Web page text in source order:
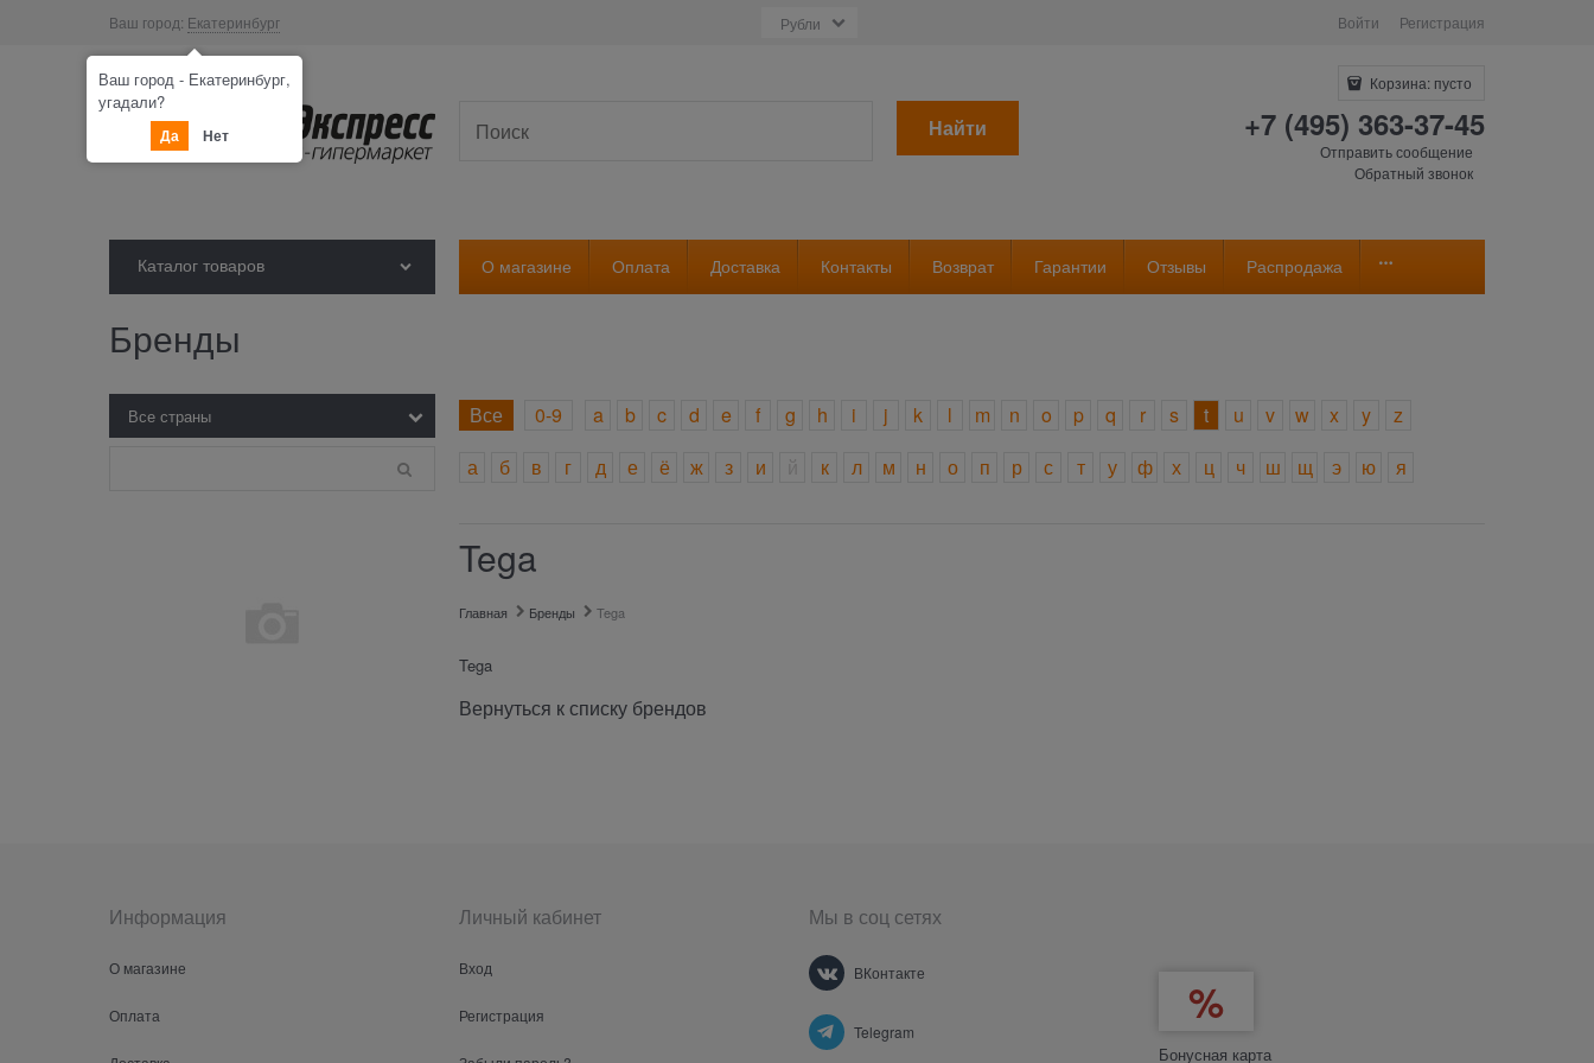
Ваш город: Екатеринбург Войти Регистрация
Найти
Корзина: пусто
+7 (495) 363-37-45
Отправить сообщение
Обратный звонок
Каталог товаров О магазине Оплата Доставка Контакты Возврат Гарантии Отзывы Распродажа
Бренды
Все 0-9 a b c d e f g h i j k l m n o p q r s t u v w x y
z
а
б в г д е ё ж з и к л м н о п р с т у ф х ц ч ш щ э ю я
Tega
Главная Бренды Tega
Tega
Вернуться к списку брендов
Информация
О магазине
Оплата
Личный кабинет
Вход
Регистрация
Мы в соц сетях
ВКонтакте
Telegram
Бонусная карта
Ваш город - Екатеринбург,
угадали?
Да Нет